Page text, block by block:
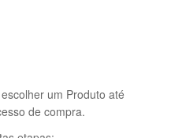
um Produto até
de compra.